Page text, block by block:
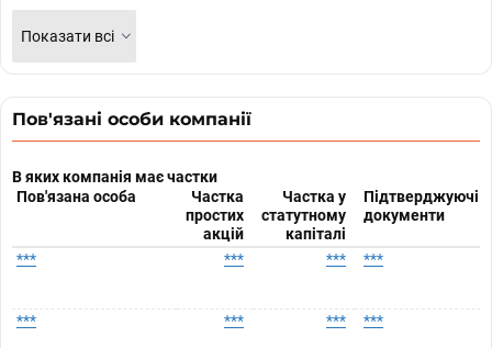
Показати всі
Пов'язані особи компанії
В яких компанія має частки
Пов'язана особа
Частка
простих
акцій
Частка у
статутному
капіталі
Підтверджуючі
документи
*** *** *** ***
*** *** *** ***